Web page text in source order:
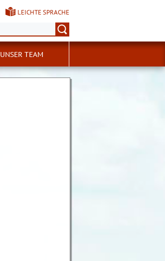
LEICHTE SPRACHE
UNSER TEAM